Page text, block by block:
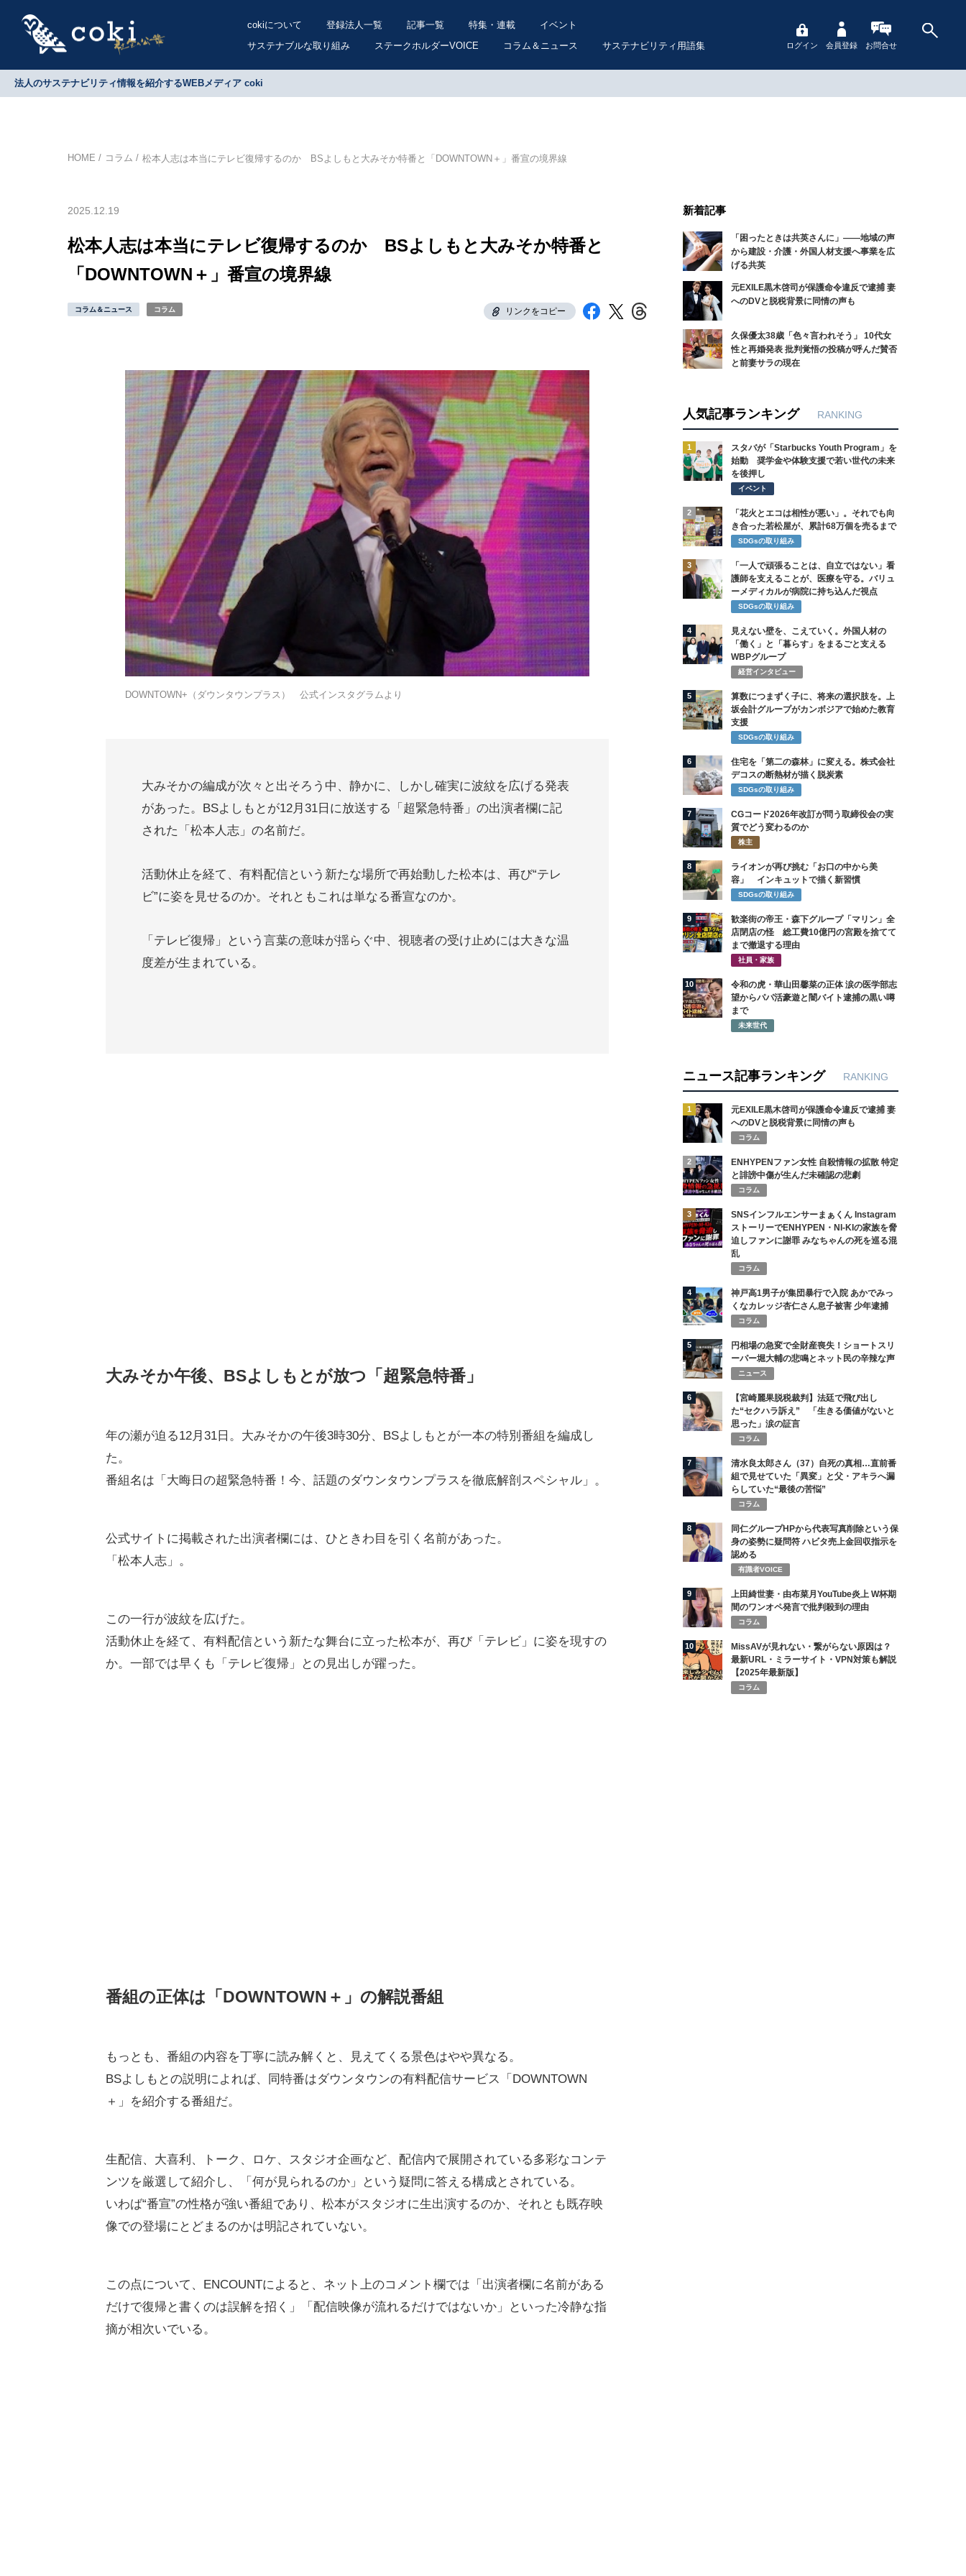
cokiについて 登録法人一覧 記事一覧 特集・連載
イベント
サステナブルな取り組み
ステークホルダーVOICE コラム＆ニュース サステナビリティ用語集 ログイン 会員登録 お問合せ
法人のサステナビリティ情報を紹介するWEBメディア coki
HOME コラム 松本人志は本当にテレビ復帰するのか BSよしもと大みそか特番と「DOWNTOWN＋」番宣の境界線
2025.12.19
松本人志は本当にテレビ復帰するのか BSよしもと大みそか特番と
「DOWNTOWN＋」番宣の境界線
コラム＆ニュース コラム リンクをコピー
DOWNTOWN+（ダウンタウンプラス） 公式インスタグラムより
大みそかの編成が次々と出そろう中、静かに、しかし確実に波紋を広げる発表
があった。BSよしもとが12月31日に放送する「超緊急特番」の出演者欄に記
された「松本人志」の名前だ。
活動休止を経て、有料配信という新たな場所で再始動した松本は、再び“テレ
ビ”に姿を見せるのか。それともこれは単なる番宣なのか。
「テレビ復帰」という言葉の意味が揺らぐ中、視聴者の受け止めには大きな温
度差が生まれている。
大みそか午後、BSよしもとが放つ「超緊急特番」
年の瀬が迫る12月31日。大みそかの午後3時30分、BSよしもとが一本の特別番組を編成し
た。
番組名は「大晦日の超緊急特番！今、話題のダウンタウンプラスを徹底解剖スペシャル」。
公式サイトに掲載された出演者欄には、ひときわ目を引く名前があった。
「松本人志」。
この一行が波紋を広げた。
活動休止を経て、有料配信という新たな舞台に立った松本が、再び「テレビ」に姿を現すの
か。一部では早くも「テレビ復帰」との見出しが躍った。
番組の正体は「DOWNTOWN＋」の解説番組
もっとも、番組の内容を丁寧に読み解くと、見えてくる景色はやや異なる。
BSよしもとの説明によれば、同特番はダウンタウンの有料配信サービス「DOWNTOWN
＋」を紹介する番組だ。
生配信、大喜利、トーク、ロケ、スタジオ企画など、配信内で展開されている多彩なコンテ
ンツを厳選して紹介し、「何が見られるのか」という疑問に答える構成とされている。
いわば“番宣”の性格が強い番組であり、松本がスタジオに生出演するのか、それとも既存映
像での登場にとどまるのかは明記されていない。
この点について、ENCOUNTによると、ネット上のコメント欄では「出演者欄に名前がある
だけで復帰と書くのは誤解を招く」「配信映像が流れるだけではないか」といった冷静な指
摘が相次いでいる。
新着記事
「困ったときは共英さんに」――地域の声
から建設・介護・外国人材支援へ事業を広
げる共英
元EXILE黒木啓司が保護命令違反で逮捕 妻
へのDVと脱税背景に同情の声も
久保優太38歳「色々言われそう」 10代女
性と再婚発表 批判覚悟の投稿が呼んだ賛否
と前妻サラの現在
人気記事ランキング RANKING
1
スタバが「Starbucks Youth Program」を
始動 奨学金や体験支援で若い世代の未来
を後押し
イベント
2
「花火とエコは相性が悪い」。それでも向
き合った若松屋が、累計68万個を売るまで
SDGsの取り組み
3
「一人で頑張ることは、自立ではない」看
護師を支えることが、医療を守る。バリュ
ーメディカルが病院に持ち込んだ視点
SDGsの取り組み
4
見えない壁を、こえていく。外国人材の
「働く」と「暮らす」をまるごと支える
WBPグループ
経営インタビュー
5
算数につまずく子に、将来の選択肢を。上
坂会計グループがカンボジアで始めた教育
支援
SDGsの取り組み
6
住宅を「第二の森林」に変える。株式会社
デコスの断熱材が描く脱炭素
SDGsの取り組み
7
CGコード2026年改訂が問う取締役会の実
質でどう変わるのか
株主
8
ライオンが再び挑む「お口の中から美
容」 インキュットで描く新習慣
SDGsの取り組み
9
歓楽街の帝王・森下グループ「マリン」全
店閉店の怪 総工費10億円の宮殿を捨てて
まで撤退する理由
社員・家族
10
令和の虎・華山田馨菜の正体 涙の医学部志
望からパパ活豪遊と闇バイト逮捕の黒い噂
まで
未来世代
ニュース記事ランキング RANKING
1
元EXILE黒木啓司が保護命令違反で逮捕 妻
へのDVと脱税背景に同情の声も
コラム
2
ENHYPENファン女性 自殺情報の拡散 特定
と誹謗中傷が生んだ未確認の悲劇
コラム
3
SNSインフルエンサーまぁくん Instagram
ストーリーでENHYPEN・NI-KIの家族を脅
迫しファンに謝罪 みなちゃんの死を巡る混
乱
コラム
4
神戸高1男子が集団暴行で入院 あかでみっ
くなカレッジ杏仁さん息子被害 少年逮捕
コラム
5
円相場の急変で全財産喪失！ショートスリ
ーパー堀大輔の悲鳴とネット民の辛辣な声
ニュース
6
【宮崎麗果脱税裁判】法廷で飛び出し
た“セクハラ訴え” 「生きる価値がないと
思った」涙の証言
コラム
7
清水良太郎さん（37）自死の真相…直前番
組で見せていた「異変」と父・アキラへ漏
らしていた“最後の苦悩”
コラム
8
同仁グループHPから代表写真削除という保
身の姿勢に疑問符 ハビタ売上金回収指示を
認める
有識者VOICE
9
上田綺世妻・由布菜月YouTube炎上 W杯期
間のワンオペ発言で批判殺到の理由
コラム
10
MissAVが見れない・繋がらない原因は？
最新URL・ミラーサイト・VPN対策も解説
【2025年最新版】
コラム